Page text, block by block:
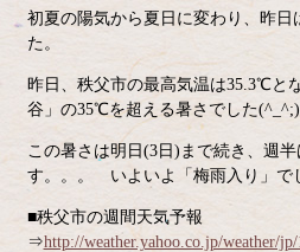
初夏の陽気から夏日に変わり、昨日
た。
昨日、秩父市の最高気温は35.3℃と
谷」の35℃を超える暑さでした(^_^;)
この暑さは明日(3日)まで続き、週
す。。。 いよいよ「梅雨入り」で
■秩父市の週間天気予報
⇒http://weather.yahoo.co.jp/weather/